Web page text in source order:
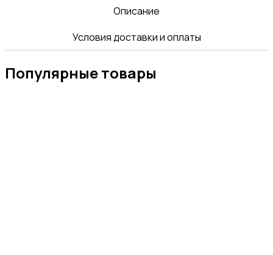
Описание
Условия доставки и оплаты
Популярные товары